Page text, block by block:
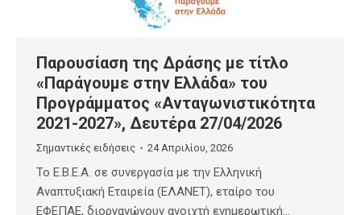
Παρουσίαση της Δράσης με τίτλο
«Παράγουμε στην Ελλάδα» του
Προγράμματος «Ανταγωνιστικότητα
2021-2027», Δευτέρα 27/04/2026
Σημαντικές ειδήσεις 24 Απριλίου, 2026
Το E.B.E.A. σε συνεργασία με την Ελληνική
Αναπτυξιακή Εταιρεία (ΕΛΑΝΕΤ), εταίρο του
ΕΦΕΠΑΕ, διοργανώνουν ανοιχτή ενημερωτική…